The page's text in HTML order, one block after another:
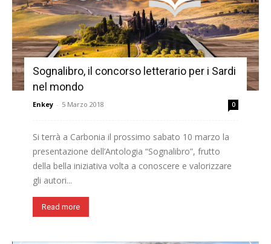
Sognalibro, il concorso letterario per i Sardi
nel mondo
Enkey - 5 Marzo 2018 0
Si terrà a Carbonia il prossimo sabato 10 marzo la
presentazione dell’Antologia “Sognalibro”, frutto
della bella iniziativa volta a conoscere e valorizzare
gli autori...
Read more